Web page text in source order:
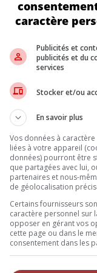
du marketing chez
affirme que ce
besoin pour
du
les
de cette
Québec
(qui est
à travers le pays.
NOUS
l’Annuel de
et les
caractère
Publicités et
publicités et du
services
Stocker et/ou
En savoir plus
Vos données à
liées à votre appareil
données) pourront être
que partagées avec lui,
partenaires et nous-
de géolocalisation
Certains fournisseurs
caractère personnel sur
opposer en gérant vos
cette page ou dans le
consentement dans les